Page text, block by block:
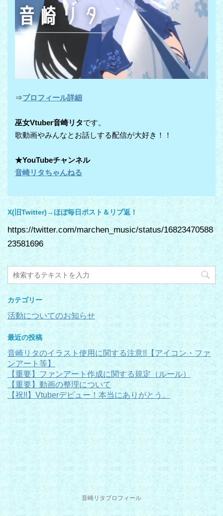
⇒プロフィール詳細
巫女Vtuber音崎リタです。
歌動画やみんなとお話しする配信が大好き！！
★YouTubeチャンネル
音崎リタちゃんねる
X(旧Twitter)→ほぼ毎日ポスト＆リプ返！
https://twitter.com/marchen_music/status/16823470588
23581696
カテゴリー
活動についてのお知らせ
最近の投稿
音崎リタのイラスト使用に関する注意!!【アイコン・ファ
ンアート等】
【重要】ファンアート作成に関する規定（ルール）
【重要】動画の整理について
【祝!!】Vtuberデビュー！本当にありがとう。
音崎リタプロフィール